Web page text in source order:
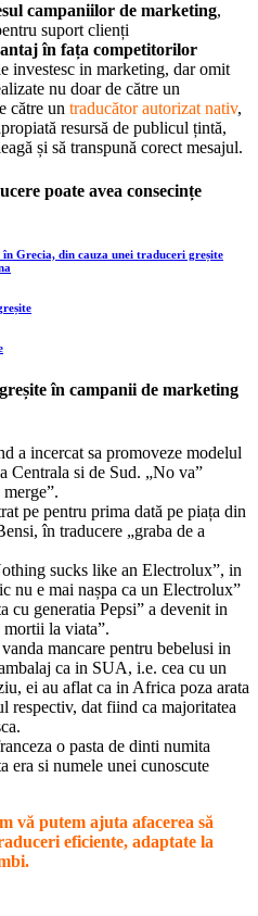
campaniilor de marketing,
suport clienți
în fața competitorilor
investesc in marketing, dar omit
nu doar de către un
către un traducător autorizat nativ,
resursă de publicul țintă,
și să transpună corect mesajul.
poate avea consecințe
Grecia, din cauza unei traduceri greșite
în campanii de marketing
a incercat sa promoveze modelul
Centrala si de Sud. „No va”
pe pentru prima dată pe piața din
în traducere „graba de a
sucks like an Electrolux”, in
nu e mai nașpa ca un Electrolux”
cu generatia Pepsi” a devenit in
mortii la viata”.
mancare pentru bebelusi in
ca in SUA, i.e. cea cu un
ei au aflat ca in Africa poza arata
respectiv, dat fiind ca majoritatea
o pasta de dinti numita
era si numele unei cunoscute
vă putem ajuta afacerea să
eficiente, adaptate la